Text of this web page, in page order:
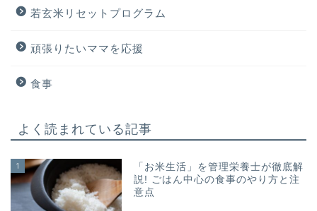
若玄米リセットプログラム
頑張りたいママを応援
食事
よく読まれている記事
1
「お米生活」を管理栄養士が徹底解
説! ごはん中心の食事のやり方と注
意点